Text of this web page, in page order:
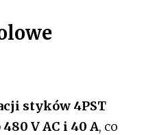
styków 4PST
V AC i 40 A, co